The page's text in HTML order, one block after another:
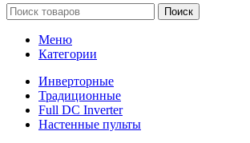
Поиск
Меню
Категории
Инверторные
Традиционные
Full DC Inverter
Настенные пульты